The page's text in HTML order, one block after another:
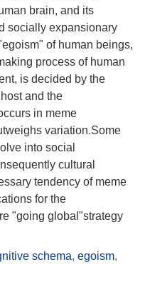
brain, and its
socially expansionary
of human beings,
process of human
is decided by the
and the
in meme
variation.Some
into social
cultural
tendency of meme
for the
"going global"strategy
schema, egoism,